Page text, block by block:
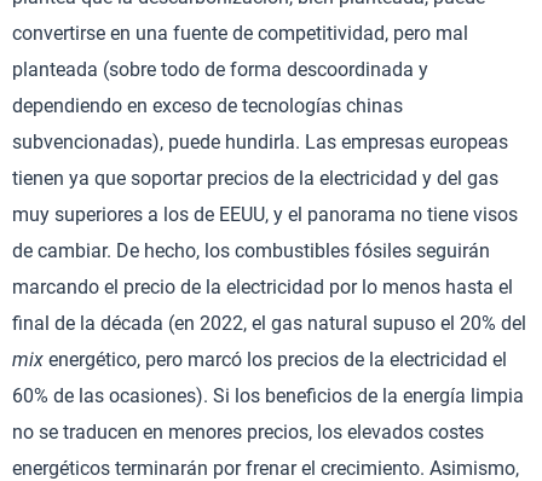
convertirse en una fuente de competitividad, pero mal
planteada (sobre todo de forma descoordinada y
dependiendo en exceso de tecnologías chinas
subvencionadas), puede hundirla. Las empresas europeas
tienen ya que soportar precios de la electricidad y del gas
muy superiores a los de EEUU, y el panorama no tiene visos
de cambiar. De hecho, los combustibles fósiles seguirán
marcando el precio de la electricidad por lo menos hasta el
final de la década (en 2022, el gas natural supuso el 20% del
mix energético, pero marcó los precios de la electricidad el
60% de las ocasiones). Si los beneficios de la energía limpia
no se traducen en menores precios, los elevados costes
energéticos terminarán por frenar el crecimiento. Asimismo,